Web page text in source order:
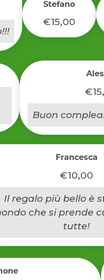
Stefano
€15,00
Buon
Francesca
€10,00
Il regalo più bello è
che si prende
tutte!